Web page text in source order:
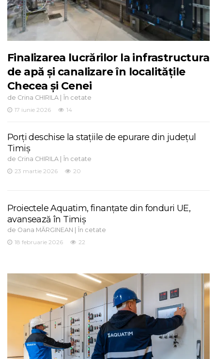
Finalizarea lucrărilor la infrastructura
de apă și canalizare în localitățile
Checea și Cenei
de Crina CHIRILA | În cetate
17 iunie 2026
14
Porți deschise la stațiile de epurare din județul
Timiș
de Crina CHIRILA | În cetate
23 martie 2026
20
Proiectele Aquatim, finanțate din fonduri UE,
avansează în Timiș
de Oana MĂRGINEAN | În cetate
18 februarie 2026
22